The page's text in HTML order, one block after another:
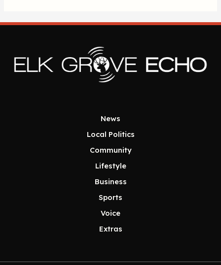
News
Local Politics
Community
Lifestyle
Business
Sports
Voice
Extras